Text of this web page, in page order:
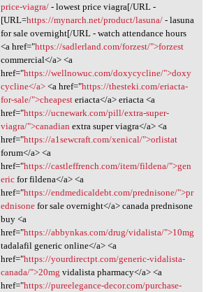
price-viagra/- lowest price viagra[/URL -
[URL=https://mynarch.net/product/lasuna/- lasuna
for sale overnight[/URL - watch attendance hours
<a href="https://sadlerland.com/forzest/">forzest
commercial</a> <a
href="https://wellnowuc.com/doxycycline/">doxy
cycline</a><a href="https://thesteki.com/eriacta-
for-sale/">cheapesteriacta</a> eriacta <a
href="https://ucnewark.com/pill/extra-super-
viagra/">canadian extra super viagra</a> <a
href="https://a1sewcraft.com/xenical/">orlistat
forum</a> <a
href="https://castleffrench.com/item/fildena/">gen
ericfor fildena</a> <a
href="https://endmedicaldebt.com/prednisone/">pr
ednisonefor sale overnight</a> canada prednisone
buy <a
href="https://abbynkas.com/drug/vidalista/">10mg
tadalafil generic online</a> <a
href="https://yourdirectpt.com/generic-vidalista-
canada/">20mg vidalista pharmacy</a> <a
href="https://pureelegance-decor.com/purchase-